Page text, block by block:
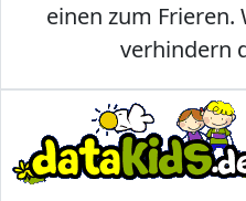
einen zum Frieren.
verhindern